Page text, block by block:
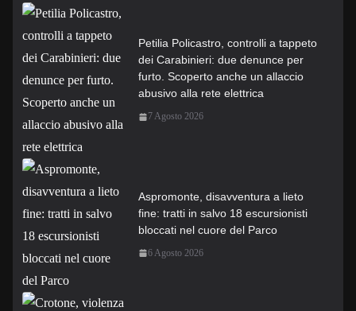
Petilia Policastro, controlli a tappeto
dei Carabinieri: due denunce per
furto. Scoperto anche un allaccio
abusivo alla rete elettrica
7 Agosto 2026
Aspromonte, disavventura a lieto
fine: tratti in salvo 18 escursionisti
bloccati nel cuore del Parco
6 Agosto 2026